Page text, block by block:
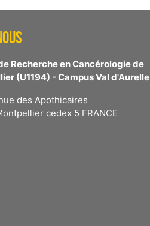
Recherche en Cancérologie de
(U1194) - Campus Val d'Aurelle
des Apothicaires
cedex 5 FRANCE